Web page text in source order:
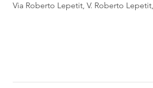
Via Roberto Lepetit, V. Roberto